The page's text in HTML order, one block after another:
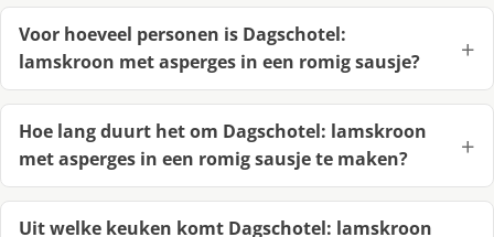
Voor hoeveel personen is Dagschotel:
lamskroon met asperges in een romig sausje?
Hoe lang duurt het om Dagschotel: lamskroon
met asperges in een romig sausje te maken?
Uit welke keuken komt Dagschotel: lamskroon